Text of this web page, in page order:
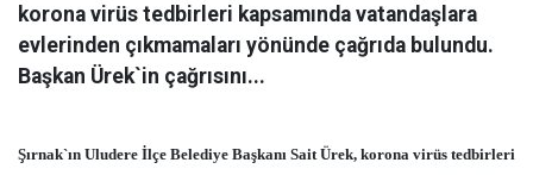
korona virüs tedbirleri kapsamında vatandaşlara
evlerinden çıkmamaları yönünde çağrıda bulundu.
Başkan Ürek`in çağrısını...
Şırnak`ın Uludere İlçe Belediye Başkanı Sait Ürek, korona virüs tedbirleri